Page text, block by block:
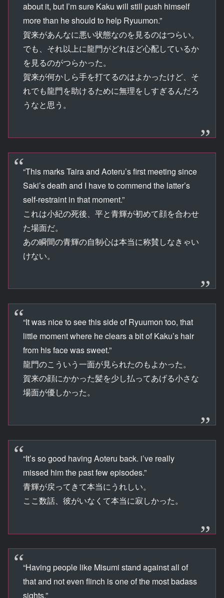
about it, but I’m sure Kaku will still push himself
more than he should to help Ryuumon.”
賀来があんなに悪い状態なのを見るのはつらい。
でも、それ以上に龍門がどれほど心配しているか
を見るのがつらかった。
賀来が何かしら手を打てるのはよかったけど、そ
れでも龍門を助けるために無理をしすぎるんだろ
うなと思う。
“This marks Taira and Aoteru’s first meeting since
Saki’s death and I have to commend the latter’s
self-restraint in that moment.”
これは小紀の死後、平と青輝が初めて顔を合わせ
た場面だ。
あの瞬間の青輝の自制心は本当に称賛しなきゃい
けない。
“It was nice to see this side of Ryuumon too, that
little moment where he clears a bit of Kaku’s hair
from his face was sweet.”
龍門のこういう一面が見られたのもよかった。
賀来の顔にかかった髪を少し払ってあげる小さな
場面が優しかった。
“It’s so good having Aoteru back. i’ve really
missed him the past few episodes.”
青輝が戻ってきて本当にうれしい。
ここ数話、彼がいなくて本当に寂しかった。
“Having people like Misumi stand against all of
that and not even flinch is one of the most badass
sights.”